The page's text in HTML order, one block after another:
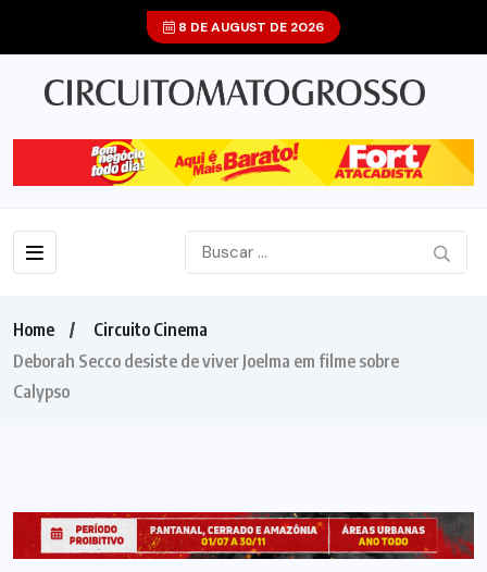
8 DE AUGUST DE 2026
Home
Circuito Cinema
Deborah Secco desiste de viver Joelma em filme sobre
Calypso